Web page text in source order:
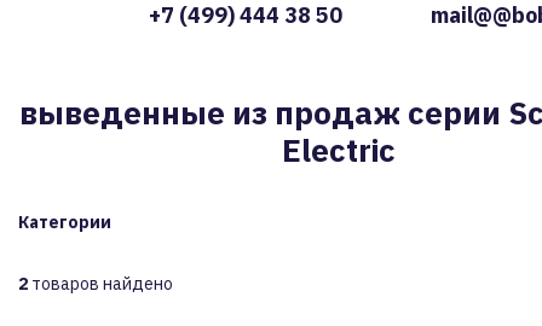
+7 (499) 444 38 50
выведенные из продаж серии
Electric
Категории
2 товаров найдено